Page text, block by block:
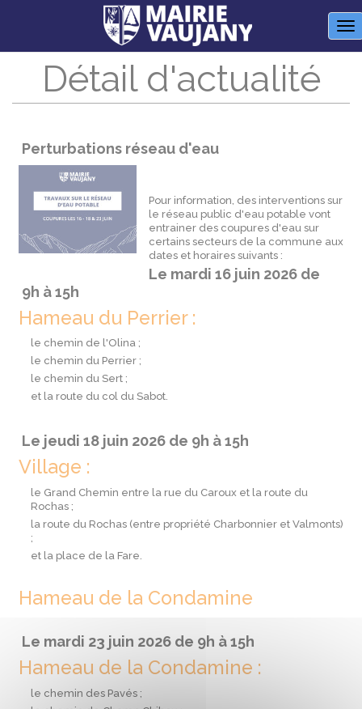
Détail d'actualité
Perturbations réseau d'eau
Pour information, des interventions sur
le réseau public d'eau potable vont
entrainer des coupures d'eau sur
certains secteurs de la commune aux
dates et horaires suivants :
Le mardi 16 juin 2026 de
9h à 15h
Hameau du Perrier :
le chemin de l'Olina ;
le chemin du Perrier ;
le chemin du Sert ;
et la route du col du Sabot.
Le jeudi 18 juin 2026 de 9h à 15h
Village :
le Grand Chemin entre la rue du Caroux et la route du
Rochas ;
la route du Rochas (entre propriété Charbonnier et Valmonts)
;
et la place de la Fare.
Hameau de la Condamine
Le mardi 23 juin 2026 de 9h à 15h
Hameau de la Condamine :
le chemin des Pavés ;
Panneau de gestion des cookies